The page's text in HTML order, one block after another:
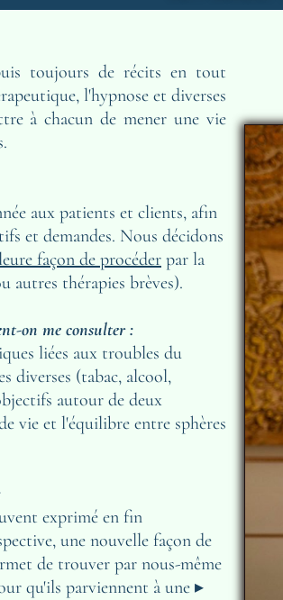
toujours de récits en tout
l'hypnose et diverses
à chacun de mener une vie
aux patients et clients, afin
et demandes. Nous décidons
façon de procéder par la
autres thérapies brèves).
on me consulter :
liées aux troubles du
diverses (tabac, alcool,
autour de deux
vie et l'équilibre entre sphères
exprimé en fin
une nouvelle façon de
de trouver par nous-même
qu'ils parviennent à une ▸